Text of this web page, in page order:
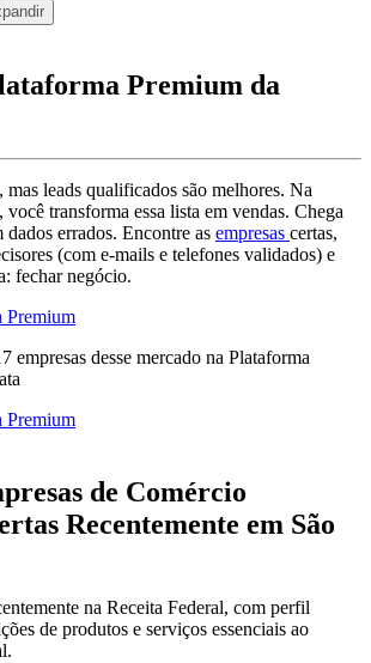
Premium da
leads qualificados são melhores. Na
transforma essa lista em vendas. Chega
errados. Encontre as empresas certas,
(com e-mails e telefones validados) e
fechar negócio.
Premium
empresas desse mercado na Plataforma
Premium
de Comércio
Recentemente em São
na Receita Federal, com perfil
de produtos e serviços essenciais ao